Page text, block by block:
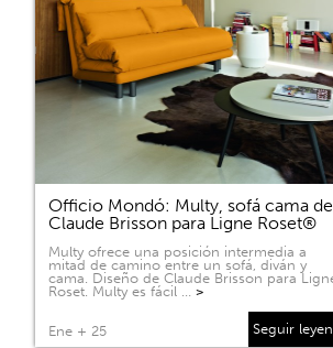
Officio Mondó: Multy, sofá cama de
Claude Brisson para Ligne Roset®
Multy ofrece una posición intermedia a
mitad de camino entre un sofá, diván y
cama. Diseño de Claude Brisson para
Roset. Multy es fácil … >
Ene + 25 Seguir